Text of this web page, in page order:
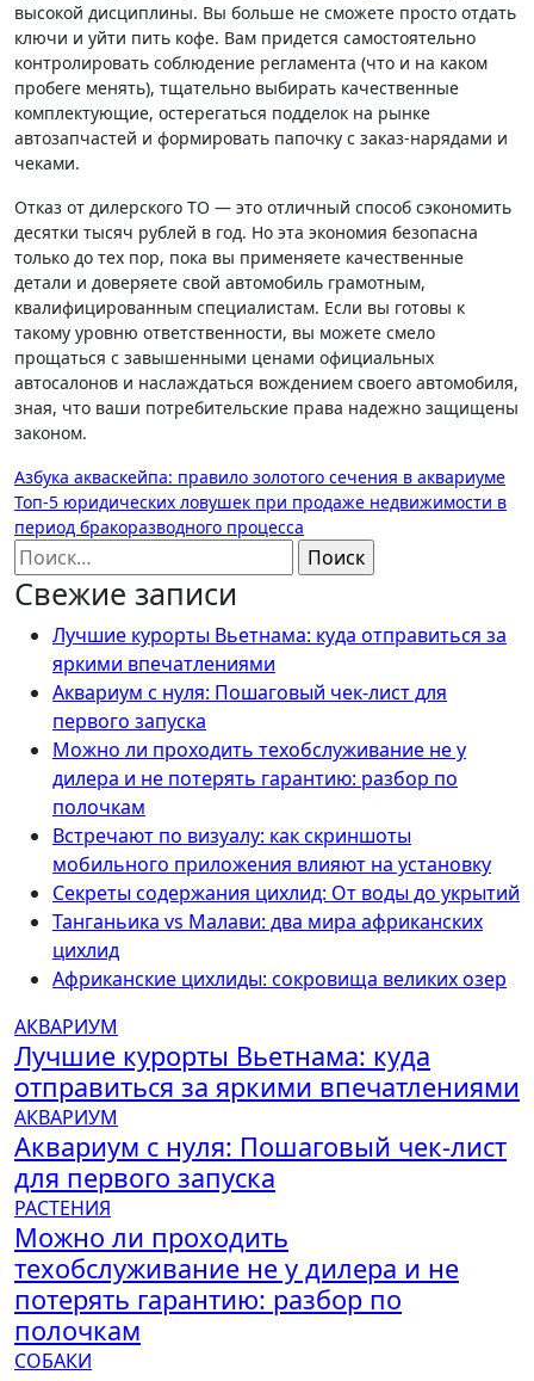
высокой дисциплины. Вы больше не сможете просто отдать
ключи и уйти пить кофе. Вам придется самостоятельно
контролировать соблюдение регламента (что и на каком
пробеге менять), тщательно выбирать качественные
комплектующие, остерегаться подделок на рынке
автозапчастей и формировать папочку с заказ-нарядами и
чеками.
Отказ от дилерского ТО — это отличный способ сэкономить
десятки тысяч рублей в год. Но эта экономия безопасна
только до тех пор, пока вы применяете качественные
детали и доверяете свой автомобиль грамотным,
квалифицированным специалистам. Если вы готовы к
такому уровню ответственности, вы можете смело
прощаться с завышенными ценами официальных
автосалонов и наслаждаться вождением своего автомобиля,
зная, что ваши потребительские права надежно защищены
законом.
Навигация
по
записям
Азбука акваскейпа: правило золотого сечения в аквариуме
Топ-5 юридических ловушек при продаже недвижимости в
период бракоразводного процесса
Найти:
Свежие записи
Лучшие курорты Вьетнама: куда отправиться за
яркими впечатлениями
Аквариум с нуля: Пошаговый чек-лист для
первого запуска
Можно ли проходить техобслуживание не у
дилера и не потерять гарантию: разбор по
полочкам
Встречают по визуалу: как скриншоты
мобильного приложения влияют на установку
Секреты содержания цихлид: От воды до укрытий
Танганьика vs Малави: два мира африканских
цихлид
Африканские цихлиды: сокровища великих озер
АКВАРИУМ
Лучшие курорты Вьетнама: куда
отправиться за яркими впечатлениями
АКВАРИУМ
Аквариум с нуля: Пошаговый чек-лист
для первого запуска
РАСТЕНИЯ
Можно ли проходить
техобслуживание не у дилера и не
потерять гарантию: разбор по
полочкам
СОБАКИ